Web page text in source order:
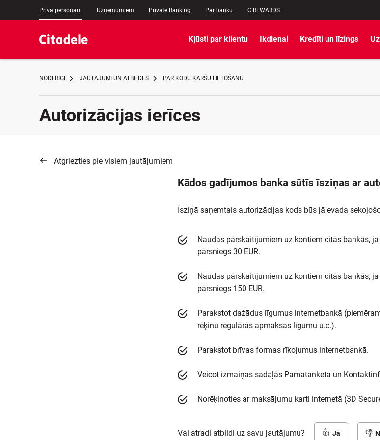
Privātpersonām Uzņēmumiem Private Banking Par banku C REWARDS
Kļūsti par klientu Ikdienai Kredīti un līzings
NODERĪGI JAUTĀJUMI UN ATBILDES PAR KODU KARŠU LIETOŠANU
Autorizācijas ierīces
Atgriezties pie visiem jautājumiem
Kādos gadījumos banka sūtīs īsziņas ar
Īsziņā saņemtais autorizācijas kods būs jāievada
Naudas pārskaitījumiem uz kontiem citās bankās,
pārsniegs 30 EUR.
Naudas pārskaitījumiem uz kontiem citās bankās,
pārsniegs 150 EUR.
Parakstot dažādus līgumus internetbankā
rēķinu regulārās apmaksas līgumu u.c.).
Parakstot brīvas formas rīkojumus internetbankā.
Veicot izmaiņas sadaļās Pamatanketa un
Norēķinoties ar maksājumu karti internetā (3D
Vai atradi atbildi uz savu jautājumu? Jā